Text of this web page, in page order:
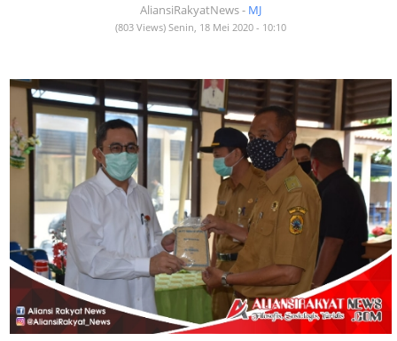
AliansiRakyatNews - MJ
(803 Views) Senin, 18 Mei 2020 - 10:10